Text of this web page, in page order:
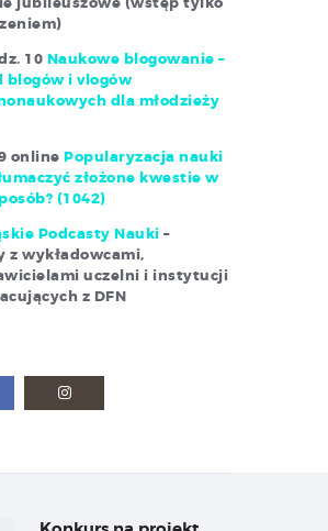
10 Naukowe blogowanie –
blogów i vlogów
dla młodzieży
online Popularyzacja nauki
złożone kwestie w
(1042)
Podcasty Nauki –
z wykładowcami,
uczelni i instytucji
z DFN